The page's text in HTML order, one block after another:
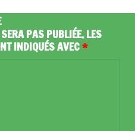
PAS PUBLIÉE.LES
INDIQUÉS AVEC*